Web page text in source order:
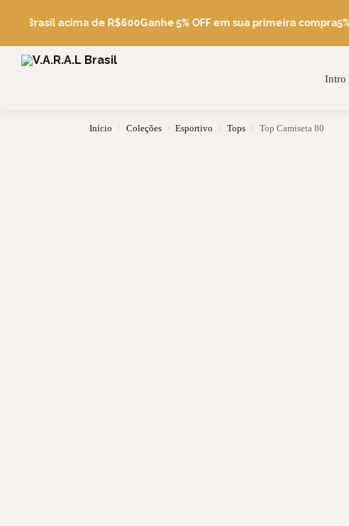
Brasil acima de R$600Ganhe 5% OFF em sua primeira compra5%
Intro
Pesquise
Início / Coleções / Esportivo / Tops / Top Camiseta 80